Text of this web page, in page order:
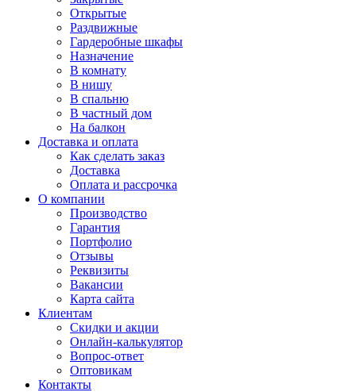
Открытые
Раздвижные
Гардеробные шкафы
Назначение
В комнату
В нишу
В спальню
В частный дом
На балкон
Доставка и оплата
Как сделать заказ
Доставка
Оплата и рассрочка
О компании
Производство
Гарантия
Портфолио
Отзывы
Реквизиты
Вакансии
Карта сайта
Клиентам
Скидки и акции
Онлайн-калькулятор
Вопрос-ответ
Оптовикам
Контакты